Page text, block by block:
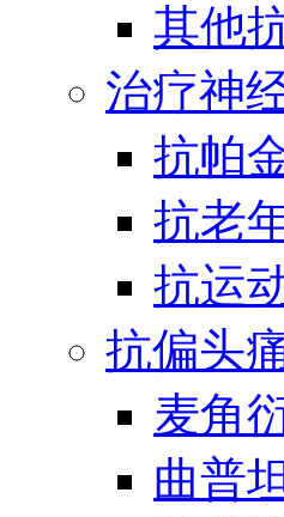
其他
治疗神
抗帕
抗老
抗运
抗偏头
麦角
曲普